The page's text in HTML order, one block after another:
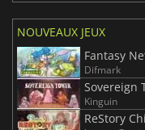
NOUVEAUX JEUX
Fantasy
Difmark
Sovereign
Kinguin
ReStory